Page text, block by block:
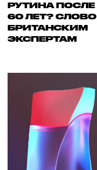
РУТИНА ПОСЛЕ
60 ЛЕТ? СЛОВО
БРИТАНСКИМ
ЭКСПЕРТАМ